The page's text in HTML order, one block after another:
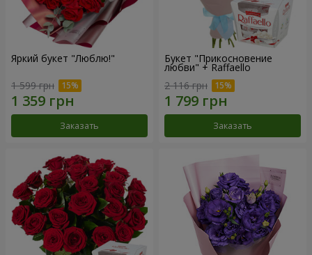
Яркий букет "Люблю!"
1 599 грн
Заказать
Букет "Прикосновение
любви" + Raffaello
2 116 грн
Заказать